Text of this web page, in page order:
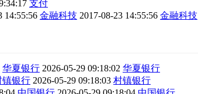
支付
14:55:56 金融科技 2017-08-23 14:55:56 金融科技
华夏银行 2026-05-29 09:18:02 华夏银行
镇银行 2026-05-29 09:18:03 村镇银行